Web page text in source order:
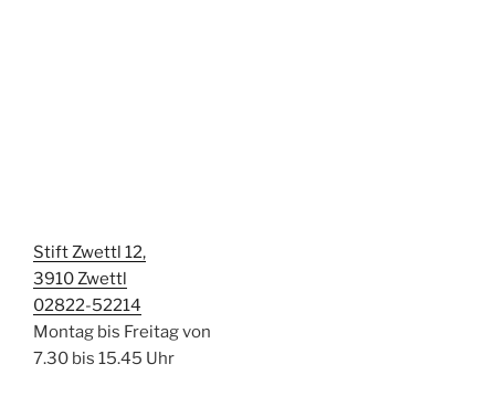
Stift Zwettl 12,
3910 Zwettl
02822-52214
Montag bis Freitag von
7.30 bis 15.45 Uhr